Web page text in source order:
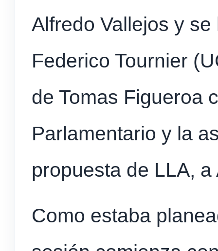
Alfredo Vallejos y
Federico Tournier
de Tomas Figueroa
Parlamentario y la
propuesta de LLA,
Como estaba